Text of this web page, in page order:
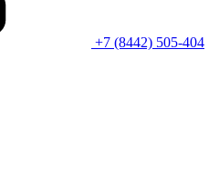
+7 (8442) 505-404